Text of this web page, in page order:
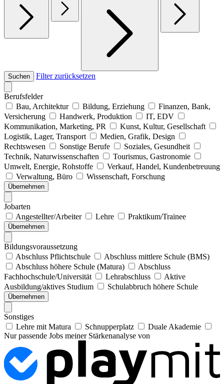
Suchen Filter zurücksetzen
Berufsfelder
Bau, Architektur
Bildung, Erziehung
Finanzen, Bank,
Versicherung
Handwerk, Produktion
IT, EDV
Kommunikation, Marketing, PR
Kunst, Kultur, Gesellschaft
Logistik, Lager, Transport
Medien, Grafik, Design
Rechtswesen
Sonstige Berufe
Soziales, Gesundheit
Technik, Naturwissenschaften
Tourismus, Gastronomie
Umwelt, Energie, Rohstoffe
Verkauf, Handel, Kundenbetreuung
Verwaltung, Büro
Wissenschaft, Forschung
Übernehmen
Jobarten
Angestellter/Arbeiter
Lehre Praktikum/Trainee
Übernehmen
Bildungsvoraussetzung
Abschluss Pflichtschule
Abschluss mittlere Schule (BMS)
Abschluss höhere Schule (Matura)
Abschluss
Fachhochschule/Universität
Lehrabschluss
Aktive
Ausbildung/aktives Studium
Schulabbruch höhere Schule
Übernehmen
Sonstiges
Lehre mit Matura
Schnupperplatz
Duale Akademie
Nur passende Jobs meiner Stärkenanalyse von